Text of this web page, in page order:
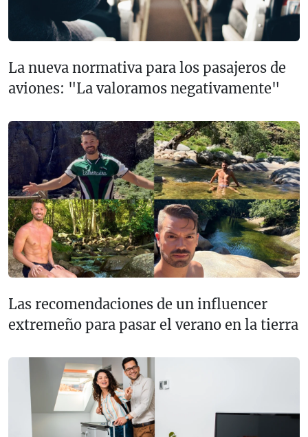
La nueva normativa para los pasajeros de
aviones: "La valoramos negativamente"
Las recomendaciones de un influencer
extremeño para pasar el verano en la tierra